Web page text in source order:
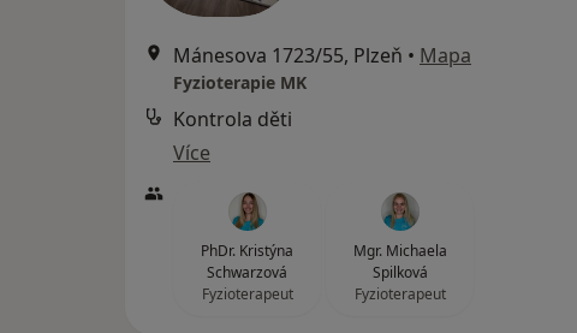
Mánesova 1723/55, Plzeň • Mapa
Fyzioterapie MK
Kontrola děti
Více
PhDr. Kristýna
Schwarzová
Fyzioterapeut
Mgr. Michaela
Spilková
Fyzioterapeut